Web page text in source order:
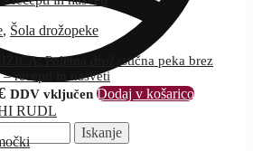
Iskanje
, Šola drožopeke
Poletna drožastična peka brez
– recepti in nasveti
DDV vključen Dodaj v košarico